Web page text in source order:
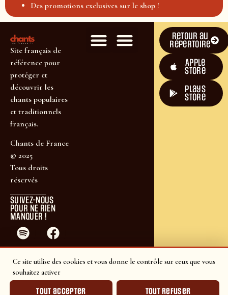
Ce site utilise des cookies et vous donne le contrôle sur ceux que vous
souhaitez activer
Tout accepter Tout refuser
Des promotions exclusives sur le shop !
Site français de
référence pour
protéger et
découvrir les
chants populaires
et traditionnels
français.
Chants de France
© 2025
Tous droits
réservés
SUIVEZ-NOUS
POUR NE RIEN
MANQUER !
Retour au
répertoire
Apple
Store
plays
store